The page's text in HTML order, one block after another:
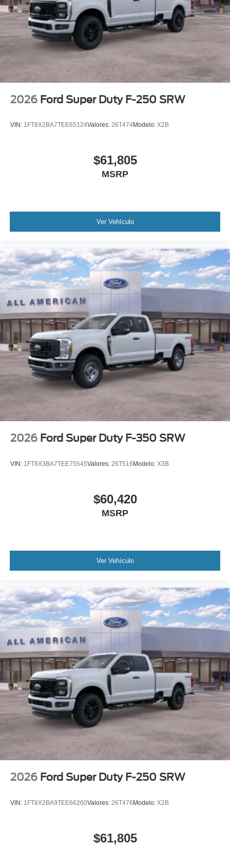
Wheels w/Hub Covers
Wheels: 17" Argent Painted Steel -inc: painted hub
covers/center ornaments
2026 Ford Super Duty F-250 SRW
VIN: 1FT8X2BA7TEE65124Valores: 26T474Modelo: X2B
$61,805
MSRP
Ver Vehículo
2026 Ford Super Duty F-350 SRW
VIN: 1FT8X3BA7TEE75545Valores: 26T516Modelo: X3B
$60,420
MSRP
Ver Vehículo
2026 Ford Super Duty F-250 SRW
VIN: 1FT8X2BA9TEE66260Valores: 26T476Modelo: X2B
$61,805